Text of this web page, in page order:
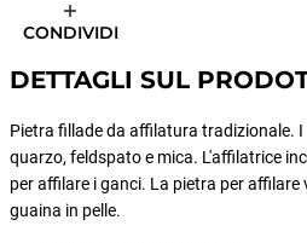
CONDIVIDI
DETTAGLI SUL
Pietra fillade da affilatura tradizionale.
quarzo, feldspato e mica. L'affilatrice
per affilare i ganci. La pietra per
guaina in pelle.